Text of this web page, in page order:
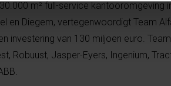
m² full-service kantooromgeving
en Diegem, vertegenwoordigt Team
investering van 130 miljoen euro.
Robuust, Jasper-Eyers, Ingenium,